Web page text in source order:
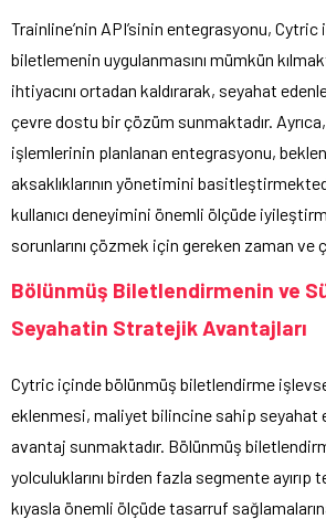
Trainline’nin API’sinin entegrasyonu,
biletlemenin uygulanmasını mümkün
ihtiyacını ortadan kaldırarak, seyahat
çevre dostu bir çözüm sunmaktadır.
işlemlerinin planlanan entegrasyonu,
aksaklıklarının yönetimini
kullanıcı deneyimini önemli ölçüde
sorunlarını çözmek için gereken zaman ve
Bölünmüş Biletlendirmenin ve
Seyahatin Stratejik Avantajları
Cytric içinde bölünmüş biletlendirme
eklenmesi, maliyet bilincine sahip seyahat
avantaj sunmaktadır. Bölünmüş
yolculuklarını birden fazla segmente
kıyasla önemli ölçüde tasarruf